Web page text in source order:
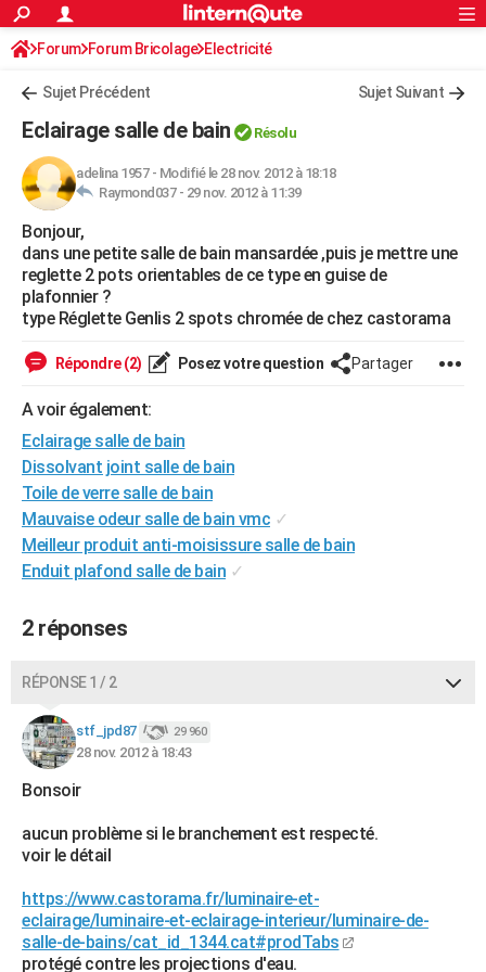
ACTUALITÉS
Politique
Société
Faits Divers
Education
Monde
Villes
+
FINANCE
Retraite
Impôts
Epargne
Immobilier
Risques naturels par ville
Banque
Assurance
Crédit
AUTO
Essais
Réserver un essai
Citadines
Berlines
SUV
Forum auto
+HIGH-TECH
Mobiles
Meilleur smartphone
Internet
Ordinateurs
Jeux vidéo
Guide high-tech
+BRICOLAGE
Forum
Aménagement intérieur
Extérieur
Cuisine
Salle de bains
Jardinage
Rangement
Guides de France
Escapades
Patrimoine
Expositions
Musées
Week-end nature
Art de vivre
Bien-être
Loisirs
Mode
Modes de vie
Alimentation
Guide de la santé
Maladies
Médicaments
Sommeil
VOYAGE
PHOTO
GUIDES D'ACHAT
CARTE DE VOEUX
Carte de Noël
Carte Bonne année
Carte Saint-Valentin
Carte Pâques
Carte d'anniversaire
DICTIONNAIRE
Dictionnaire
Biographies
Citations
Expressions
Proverbes
PROGRAMME TV
FORUM
Bricolage
Lifestyle
Culture
Sport
Auto
Television
Voyage
Cinema
S'inscrire
Connexion
Forum Forum Bricolage Electricité
Sujet Précédent Sujet Suivant
Eclairage salle de bain Résolu
adelina 1957- Modifié le 28 nov. 2012 à 18:18
Raymond037 - 29 nov. 2012 à 11:39
Bonjour,
dans une petite salle de bain mansardée ,puis je mettre une
reglette 2 pots orientables de ce type en guise de
plafonnier ?
type Réglette Genlis 2 spots chromée de chez castorama
Répondre (2) Posez votre question Partager
A voir également:
Eclairage salle de bain
Dissolvant joint salle de bain
Toile de verre salle de bain
Mauvaise odeur salle de bain vmc ✓
Meilleur produit anti-moisissure salle de bain
Enduit plafond salle de bain ✓
2 réponses
RÉPONSE 1 / 2
stf_jpd87 29 960
28 nov. 2012 à 18:43
Bonsoir
aucun problème si le branchement est respecté.
voir le détail
https://www.castorama.fr/luminaire-et-
eclairage/luminaire-et-eclairage-interieur/luminaire-de-
salle-de-bains/cat_id_1344.cat#prodTabs
protégé contre les projections d'eau.